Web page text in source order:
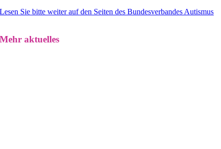
Lesen Sie bitte weiter auf den Seiten des Bundesverbandes Autismus
Mehr aktuelles